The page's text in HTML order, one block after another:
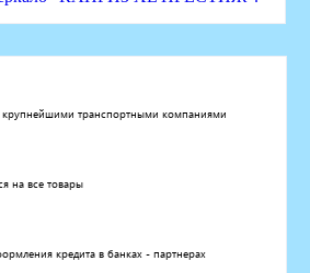
оборудование
оборудование
барбершопа
визажистов
нейл-бара
крупнейшими транспортными компаниями
на все товары
кредита в банках - партнерах